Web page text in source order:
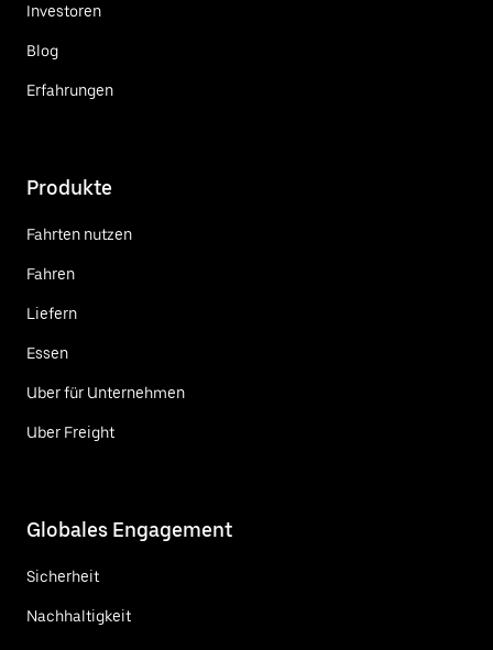
Investoren
Blog
Erfahrungen
Produkte
Fahrten nutzen
Fahren
Liefern
Essen
Uber für Unternehmen
Uber Freight
Globales Engagement
Sicherheit
Nachhaltigkeit